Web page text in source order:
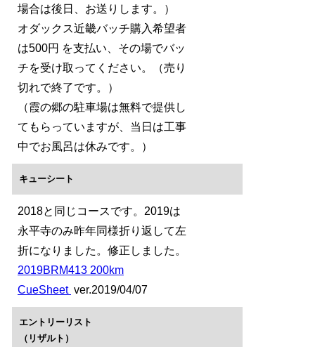
場合は後日、お送りします。）
オダックス近畿バッチ購入希望者
は500円 を支払い、その場でバッ
チを受け取ってください。（売り
切れで終了です。）
（霞の郷の駐車場は無料で提供し
てもらっていますが、当日は工事
中でお風呂は休みです。）
キューシート
2018と同じコースです。2019は
永平寺のみ昨年同様折り返して左
折になりました。修正しました。
2019BRM413 200km
CueSheet ver.2019/04/07
エントリーリスト
（リザルト）